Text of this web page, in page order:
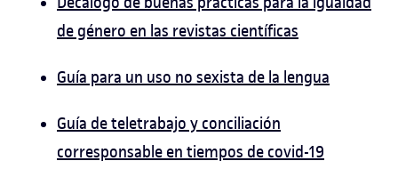
de género en las revistas científicas
Guía para un uso no sexista de la lengua
Guía de teletrabajo y conciliación
corresponsable en tiempos de covid-19